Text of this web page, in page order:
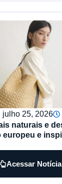
julho 25, 2026
naturais e
europeu e
Acessar Notícia